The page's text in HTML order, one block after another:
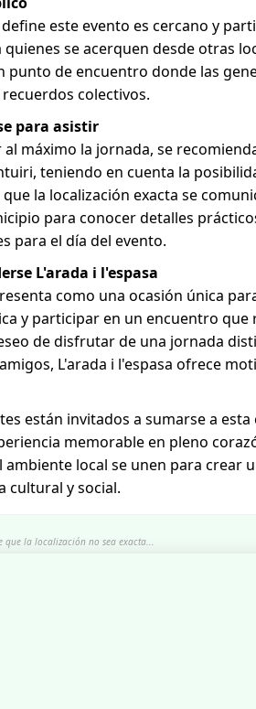
este evento es cercano y
se acerquen desde otras
punto de encuentro donde las
colectivos.
para asistir
al máximo la jornada, se
teniendo en cuenta la
la localización exacta se
para conocer detalles
para el día del evento.
L'arada i l'espasa
como una ocasión única
y participar en un encuentro que
de disfrutar de una jornada
L'arada i l'espasa ofrece
están invitados a sumarse a
memorable en pleno
local se unen para crear
cultural y social.
que la localización no sea exacta...